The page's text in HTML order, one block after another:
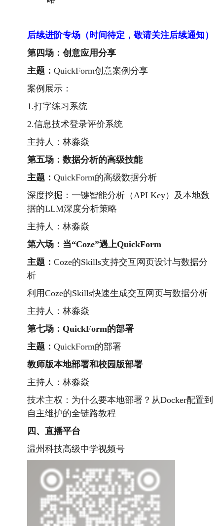
后续进阶专场（时间待定，敬请关注后续通知）
第四场：创意应用分享
主题： QuickForm创意案例分享
案例展示：
1.打字练习系统
2.信息技术登录评价系统
主持人：林淼焱
第五场：数据分析的高级技能
主题： QuickForm的高级数据分析
深度挖掘：一键智能分析（API Key）及本地数
据的LLM深度分析策略
主持人：林淼焱
第六场：当“Coze”遇上QuickForm
主题： Coze的Skills支持交互网页设计与数据分
析
利用Coze的Skills快速生成交互网页与数据分析
主持人：林淼焱
第七场：QuickForm的部署
主题： QuickForm的部署
教师版本地部署和校园版部署
主持人：林淼焱
技术主权：为什么要本地部署？从Docker配置到
自主维护的全链路教程
四 、 直播平台
温州科技高级中学视频号